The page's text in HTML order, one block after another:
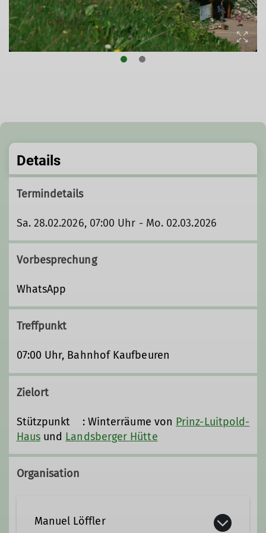
Details
Termindetails
Sa. 28.02.2026, 07:00 Uhr - Mo. 02.03.2026
Vorbesprechung
WhatsApp
Treffpunkt
07:00 Uhr, Bahnhof Kaufbeuren
Zielort
Stützpunkt : Winterräume von Prinz-Luitpold-
Hausund Landsberger Hütte
Organisation
Manuel Löffler